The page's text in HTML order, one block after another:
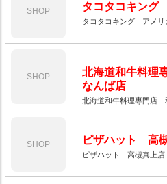
SHOP タコタコキング
タコタコキング アメリ
SHOP
北海道和牛料
なんば店
北海道和牛料理専門店
SHOP ピザハット 高
ピザハット 高槻真上店